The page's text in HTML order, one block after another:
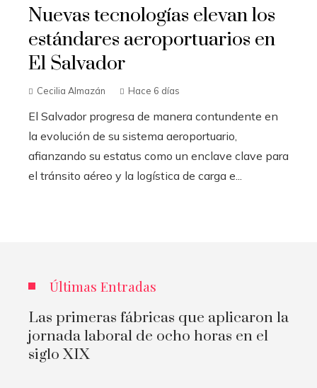
Nuevas tecnologías elevan los
estándares aeroportuarios en
El Salvador
Cecilia Almazán Hace 6 días
El Salvador progresa de manera contundente en
la evolución de su sistema aeroportuario,
afianzando su estatus como un enclave clave para
el tránsito aéreo y la logística de carga e...
Últimas Entradas
Las primeras fábricas que aplicaron la
jornada laboral de ocho horas en el
siglo XIX